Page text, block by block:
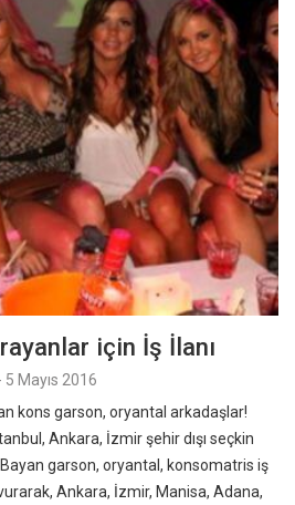
için İş İlanı
5 Mayıs 2016
kons garson, oryantal arkadaşlar!
Ankara, İzmir şehir dışı seçkin
Bayan garson, oryantal, konsomatris iş
Ankara, İzmir, Manisa, Adana,